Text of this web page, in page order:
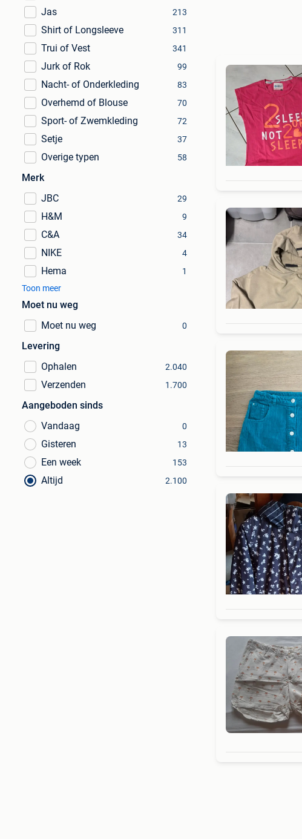
Jas 213
Shirt of Longsleeve 311
Trui of Vest 341
Jurk of Rok 99
Nacht- of Onderkleding 83
Overhemd of Blouse 70
Sport- of Zwemkleding 72
Setje 37
Overige typen 58
Merk
JBC
29
H&M 9
C&A 34
NIKE 4
Hema
1
Toon meer
Moet nu weg
Moet nu weg
0
Levering
Ophalen
2.040
Verzenden 1.700
Aangeboden sinds
Vandaag
0
Gisteren 13
Een week 153
Altijd 2.100